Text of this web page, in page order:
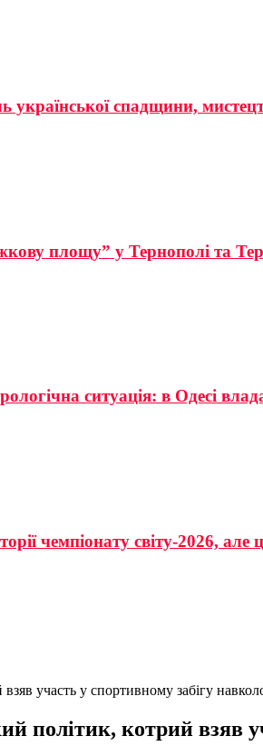
української спадщини,
площу” у Тернополі та
ситуація: в Одесі
чемпіонату світу-2026,
участь у спортивному забігу
політик, котрий взяв